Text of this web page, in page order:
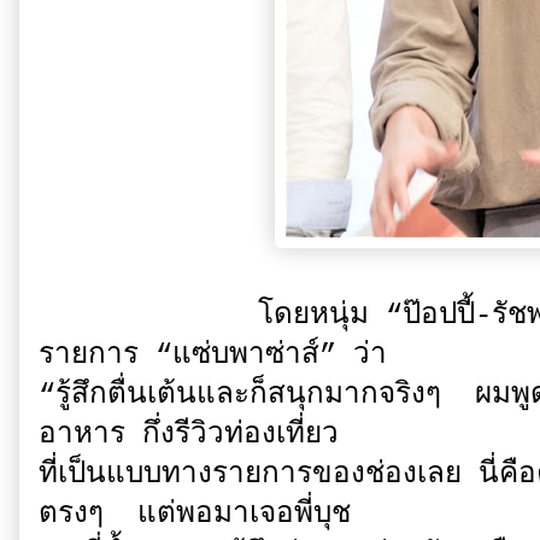
โดยหนุ่ม “ป๊อปปี้-รัชพงศ์” ก็ไ
รายการ “แซ่บพาซ่าส์” ว่า
“รู้สึกตื่นเต้นและก็สนุกมากจริงๆ ผมพู
อาหาร กึ่งรีวิวท่องเที่ยว
ที่เป็นแบบทางรายการของช่องเลย นี่
ตรงๆ แต่พอมาเจอพี่บุช